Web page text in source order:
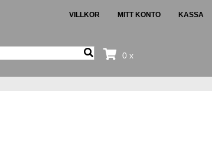
VILLKOR MITT KONTO KASSA
0 x